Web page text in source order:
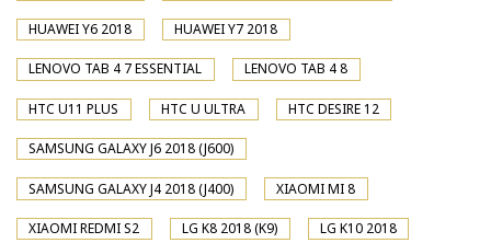
HUAWEI Y6 2018 HUAWEI Y7 2018
LENOVO TAB 4 7 ESSENTIAL LENOVO TAB 4 8
HTC U11 PLUS HTC U ULTRA HTC DESIRE 12
SAMSUNG GALAXY J6 2018 (J600)
SAMSUNG GALAXY J4 2018 (J400) XIAOMI MI 8
XIAOMI REDMI S2 LG K8 2018 (K9) LG K10 2018